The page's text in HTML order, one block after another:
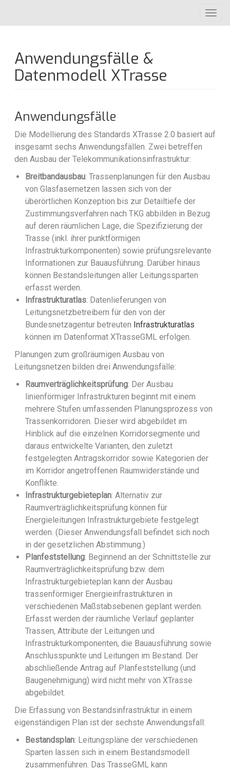
Inhalt
Anwendungsfälle &
Datenmodell XTrasse
Anwendungsfälle
Die Modellierung des Standards XTrasse 2.0 basiert auf
insgesamt sechs Anwendungsfällen. Zwei betreffen
den Ausbau der Telekommunikationsinfrastruktur:
Breitbandausbau: Trassenplanungen für den Ausbau
von Glasfasernetzen lassen sich von der
überörtlichen Konzeption bis zur Detailtiefe der
Zustimmungsverfahren nach TKG abbilden in Bezug
auf deren räumlichen Lage, die Spezifizierung der
Trasse (inkl. ihrer punktförmigen
Infrastrukturkomponenten) sowie prüfungsrelevante
Informationen zur Bauausführung. Darüber hinaus
können Bestandsleitungen aller Leitungssparten
erfasst werden.
Infrastrukturatlas: Datenlieferungen von
Leitungsnetzbetreibern für den von der
Bundesnetzagentur betreuten Infrastrukturatlas
können im Datenformat XTrasseGML erfolgen.
Planungen zum großräumigen Ausbau von
Leitungsnetzen bilden drei Anwendungsfälle:
Raumverträglichkeitsprüfung: Der Ausbau
linienförmiger Infrastrukturen beginnt mit einem
mehrere Stufen umfassenden Planungsprozess von
Trassenkorridoren. Dieser wird abgebildet im
Hinblick auf die einzelnen Korridorsegmente und
daraus entwickelte Varianten, den zuletzt
festgelegten Antragskorridor sowie Kategorien der
im Korridor angetroffenen Raumwiderstände und
Konflikte.
Infrastrukturgebieteplan: Alternativ zur
Raumverträglichkeitsprüfung können für
Energieleitungen Infrastrukturgebiete festgelegt
werden. (Dieser Anwendungsfall befindet sich noch
in der gesetzlichen Abstimmung.)
Planfeststellung: Beginnend an der Schnittstelle zur
Raumverträglichkeitsprüfung bzw. dem
Infrastrukturgebieteplan kann der Ausbau
trassenförmiger Energieinfrastrukturen in
verschiedenen Maßstabsebenen geplant werden.
Erfasst werden der räumliche Verlauf geplanter
Trassen, Attribute der Leitungen und
Infrastrukturkomponenten, die Bauausführung sowie
Anschlusspunkte und Leitungen im Bestand. Der
abschließende Antrag auf Planfeststellung (und
Baugenehmigung) wird nicht mehr von XTrasse
abgebildet.
Die Erfassung von Bestandsinfrastruktur in einem
eigenständigen Plan ist der sechste Anwendungsfall:
Bestandsplan: Leitungspläne der verschiedenen
Sparten lassen sich in einem Bestandsmodell
zusammenführen. Das TrasseGML kann